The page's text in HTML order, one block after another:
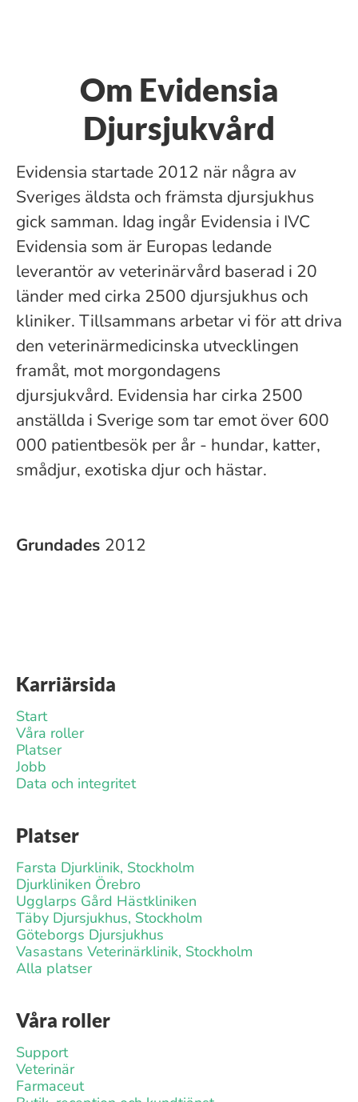
Om Evidensia
Djursjukvård
Evidensia startade 2012 när några av
Sveriges äldsta och främsta djursjukhus
gick samman. Idag ingår Evidensia i IVC
Evidensia som är Europas ledande
leverantör av veterinärvård baserad i 20
länder med cirka 2500 djursjukhus och
kliniker. Tillsammans arbetar vi för att driva
den veterinärmedicinska utvecklingen
framåt, mot morgondagens
djursjukvård. Evidensia har cirka 2500
anställda i Sverige som tar emot över 600
000 patientbesök per år - hundar, katter,
smådjur, exotiska djur och hästar.
Grundades 2012
Karriärsida
Start
Våra roller
Platser
Jobb
Data och integritet
Platser
Farsta Djurklinik, Stockholm
Djurkliniken Örebro
Ugglarps Gård Hästkliniken
Täby Djursjukhus, Stockholm
Göteborgs Djursjukhus
Vasastans Veterinärklinik, Stockholm
Alla platser
Våra roller
Support
Veterinär
Farmaceut